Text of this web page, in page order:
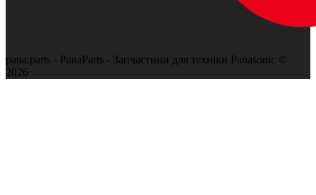
pana.parts - PanaParts - Запчастини для техніки Panasonic ©
2026